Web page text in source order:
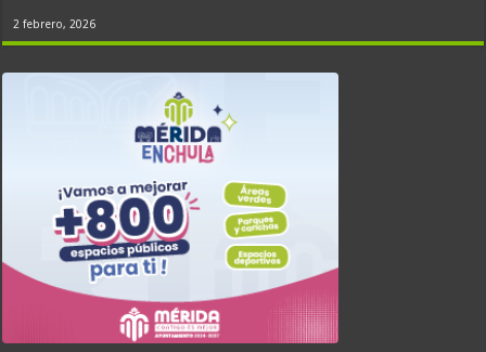
2 febrero, 2026